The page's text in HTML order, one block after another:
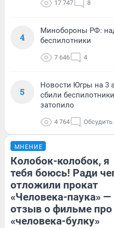
17 747 8
4
Минобороны РФ:
беспилотники
7 646 4
5
Новости Югры на 3
сбили
затопило
4 764 Обсудить
МНЕНИЕ
Колобок-колобок, я
тебя боюсь! Ради
отложили прокат
«Человека-паука» —
отзыв о фильме про
«человека-булку»